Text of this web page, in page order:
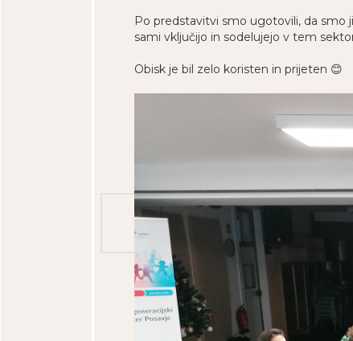
Po predstavitvi smo ugotovili, da smo
sami vključijo in sodelujejo v tem
Obisk je bil zelo koristen in prijeten 😊